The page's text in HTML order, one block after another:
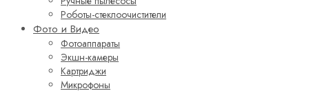
Роботы-стеклоочистители
Фото и Видео
Фотоаппараты
Экшн-камеры
Картриджи
Микрофоны